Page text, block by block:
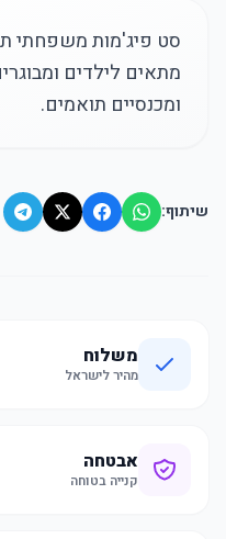
סט פיג'מות משפחתי
מתאים לילדים
ומכנסיים תואמים.
שיתוף:
משלוח
מהיר לישראל
אבטחה
קנייה בטוחה